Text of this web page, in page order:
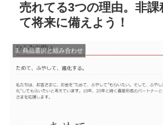
売れてる3つの理由。非課
て将来に備えよう！
3. 商品選択と組み合わせ